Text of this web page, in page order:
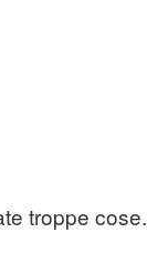
troppe cose.